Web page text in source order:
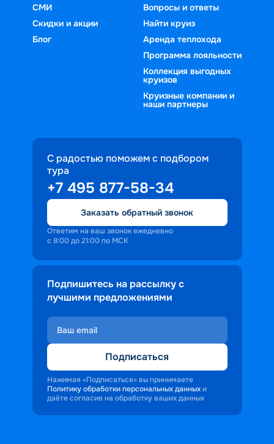
СМИ
Скидки и акции
Блог
Вопросы и ответы
Найти круиз
Аренда теплохода
Программа лояльности
Коллекция выгодных
круизов
Круизные компании и
наши партнеры
С радостью поможем с подбором
тура
+7 495 877-58-34
Заказать обратный звонок
Ответим на ваш звонок ежедневно
с 8:00 до 21:00 по МСК
Подпишитесь на рассылку с
лучшими предложениями
Подписаться
Нажимая «Подписаться» вы принимаете
Политику обработки персональных данных и
даёте согласие на обработку ваших данных